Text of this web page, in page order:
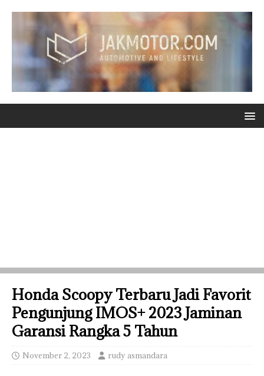
Honda Scoopy Terbaru Jadi Favorit
Pengunjung IMOS+ 2023 Jaminan
Garansi Rangka 5 Tahun
November 2, 2023 rudy asmandara